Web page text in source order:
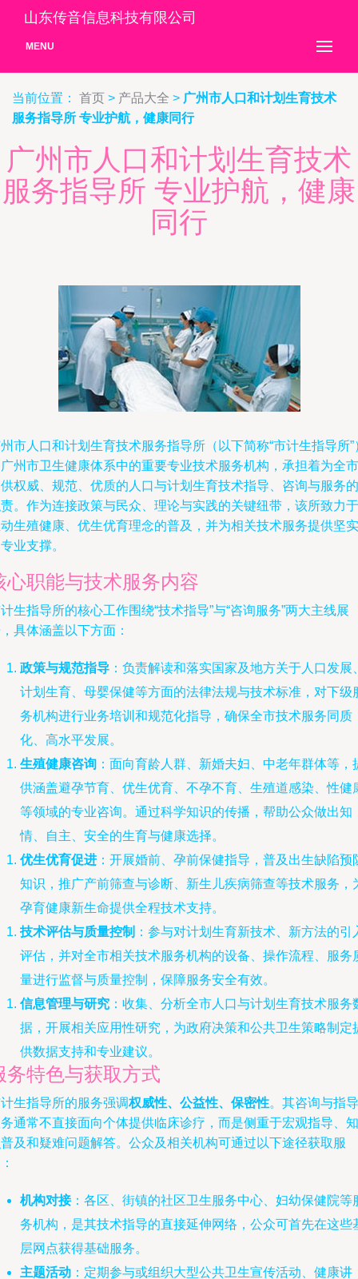
山东传音信息科技有限公司
MENU
当前位置： 首页 > 产品大全 > 广州市人口和计划生育技术
服务指导所 专业护航，健康同行
广州市人口和计划生育技术
服务指导所 专业护航，健康
同行
市人口和计划生育技术服务指导所（以下简称“市计生指导所”
州市卫生健康体系中的重要专业技术服务机构，承担着为全市
权威、规范、优质的人口与计划生育技术指导、咨询与服务的
。作为连接政策与民众、理论与实践的关键纽带，该所致力于
生殖健康、优生优育理念的普及，并为相关技术服务提供坚实
业支撑。
心职能与技术服务内容
生指导所的核心工作围绕“技术指导”与“咨询服务”两大主线展
具体涵盖以下方面：
政策与规范指导 ：负责解读和落实国家及地方关于人口发展
计划生育、母婴保健等方面的法律法规与技术标准，对下级
务机构进行业务培训和规范化指导，确保全市技术服务同质
化、高水平发展。
生殖健康咨询 ：面向育龄人群、新婚夫妇、中老年群体等，
供涵盖避孕节育、优生优育、不孕不育、生殖道感染、性健
等领域的专业咨询。通过科学知识的传播，帮助公众做出知
情、自主、安全的生育与健康选择。
优生优育促进 ：开展婚前、孕前保健指导，普及出生缺陷预
知识，推广产前筛查与诊断、新生儿疾病筛查等技术服务，
孕育健康新生命提供全程技术支持。
技术评估与质量控制 ：参与对计划生育新技术、新方法的引
评估，并对全市相关技术服务机构的设备、操作流程、服务
量进行监督与质量控制，保障服务安全有效。
信息管理与研究 ：收集、分析全市人口与计划生育技术服务
据，开展相关应用性研究，为政府决策和公共卫生策略制定
供数据支持和专业建议。
务特色与获取方式
生指导所的服务强调权威性、公益性、保密性。其咨询与指导
通常不直接面向个体提供临床诊疗，而是侧重于宏观指导、知
及和疑难问题解答。公众及相关机构可通过以下途径获取服
机构对接：各区、街镇的社区卫生服务中心、妇幼保健院等
务机构，是其技术指导的直接延伸网络，公众可首先在这些
层网点获得基础服务。
主题活动 ：定期参与或组织大型公共卫生宣传活动、健康讲